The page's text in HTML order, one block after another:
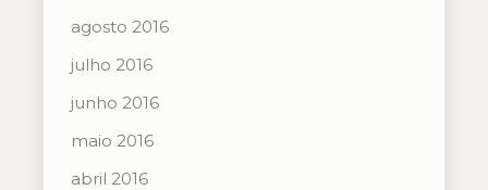
agosto 2016
julho 2016
junho 2016
maio 2016
abril 2016